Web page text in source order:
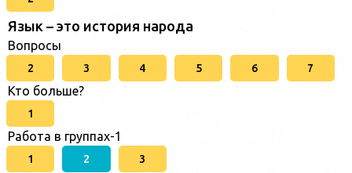
Язык – это история народа
Вопросы
2 3 4 5 6 7
Кто больше?
1
Работа в группах-1
1 2 3